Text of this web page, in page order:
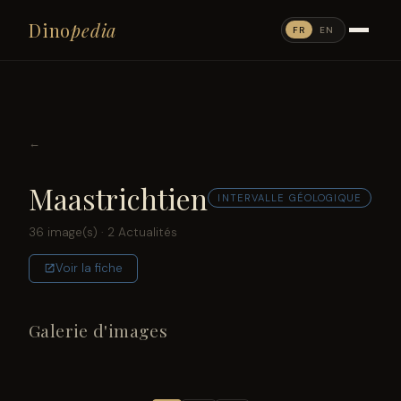
Dinopedia FR EN
←
Maastrichtien INTERVALLE GÉOLOGIQUE
36 image(s) · 2 Actualités
Voir la fiche
Galerie d'images